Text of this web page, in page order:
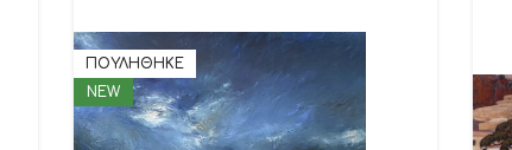
ΠΟΥΛΗΘΗΚΕ
NEW